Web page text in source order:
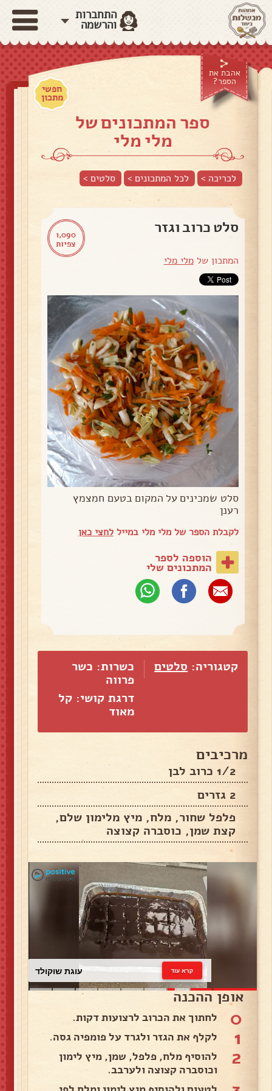
התחברות
והרשמה
אהבת את
הספר?
חפשי
מתכון
ספר המתכונים של
מלי מלי
לכריכה > לכל המתכונים > סלטים>
1,090
צפיות
סלט כרוב וגזר
המתכון שלמלי מלי
סלט שמכינים על המקום בטעם חמצמץ
רענן
לקבלת הספר של מלי מלי במייללחצי כאן
הוספה לספר
המתכונים שלי
קטגוריה: סלטים
כשרות: כשר
פרווה
דרגת קושי: קל
מאוד
מרכיבים
1/2 כרוב לבן
2 גזרים
פלפל שחור, מלח, מיץ מלימון שלם,
קצת שמן, כוסברה קצוצה
עוגת שוקולד קרא עוד
אופן ההכנה
0 לחתוך את הכרוב לרצועות דקות.
1 לקלף את הגזר ולגרד על פומפיה גסה.
2
להוסיף מלח, פלפל, שמן, מיץ לימון
וכוסברה קצוצה ולערבב.